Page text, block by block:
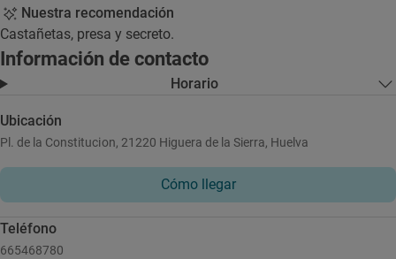
Nuestra recomendación
Castañetas, presa y secreto.
Información de contacto
Horario
Ubicación
Pl. de la Constitucion, 21220 Higuera de la Sierra, Huelva
Cómo llegar
Teléfono
665468780